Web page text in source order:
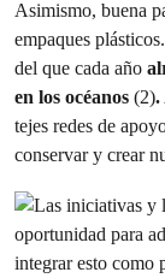
Asimismo, buena
empaques
del que cada año
en los océanos (2).
tejes redes de
conservar y crear